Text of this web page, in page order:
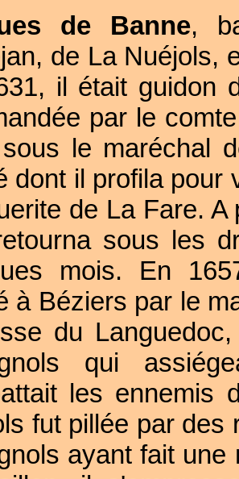
de Banne,
de La Nuéjols,
il était guidon
par le
le maréchal
dont il profila pour
de La Fare.
sous les
mois. En
à Béziers par le
du
qui
les ennemis
fut pillée par
ayant fait